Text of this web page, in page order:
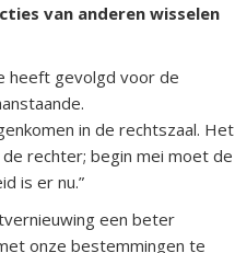
van anderen wisselen
heeft gevolgd voor de
in de rechtszaal. Het
rechter; begin mei moet de
is er nu.”
een beter
onze bestemmingen te